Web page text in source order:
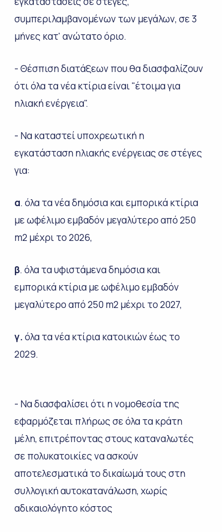
συμπεριλαμβανομένων των μεγάλων, σε 3
μήνες κατ' ανώτατο όριο.
- Θέσπιση διατάξεων που θα διασφαλίζουν
ότι όλα τα νέα κτίρια είναι "έτοιμα για
ηλιακή ενέργεια".
- Να καταστεί υποχρεωτική η
εγκατάσταση ηλιακής ενέργειας σε στέγες
για:
α. όλα τα νέα δημόσια και εμπορικά κτίρια
με ωφέλιμο εμβαδόν μεγαλύτερο από 250
m2 μέχρι το 2026,
β. όλα τα υφιστάμενα δημόσια και
εμπορικά κτίρια με ωφέλιμο εμβαδόν
μεγαλύτερο από 250 m2 μέχρι το 2027,
γ.όλα τα νέα κτίρια κατοικιών έως το
2029.
- Να διασφαλίσει ότι η νομοθεσία της
εφαρμόζεται πλήρως σε όλα τα κράτη
μέλη, επιτρέποντας στους καταναλωτές
σε πολυκατοικίες να ασκούν
αποτελεσματικά το δικαίωμά τους στη
συλλογική αυτοκατανάλωση, χωρίς
αδικαιολόγητο κόστος